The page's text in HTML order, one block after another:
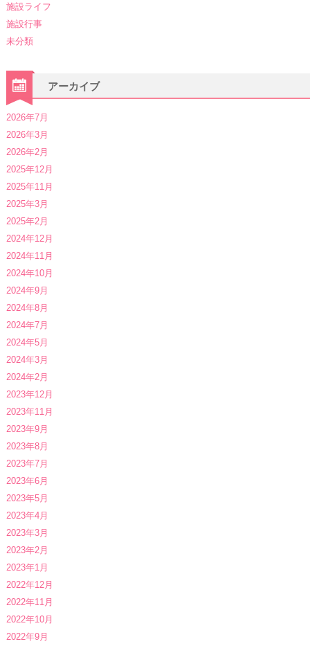
施設ライフ
施設行事
未分類
アーカイブ
2026年7月
2026年3月
2026年2月
2025年12月
2025年11月
2025年3月
2025年2月
2024年12月
2024年11月
2024年10月
2024年9月
2024年8月
2024年7月
2024年5月
2024年3月
2024年2月
2023年12月
2023年11月
2023年9月
2023年8月
2023年7月
2023年6月
2023年5月
2023年4月
2023年3月
2023年2月
2023年1月
2022年12月
2022年11月
2022年10月
2022年9月